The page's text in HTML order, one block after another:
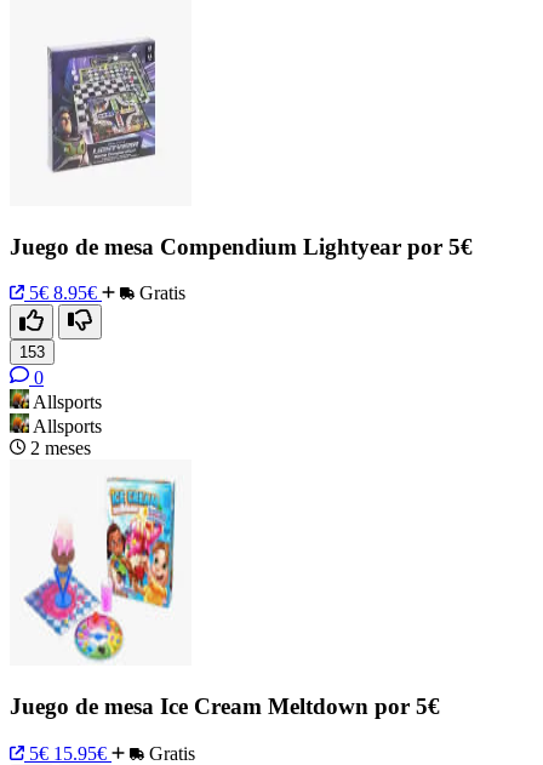
Juego de mesa Compendium Lightyear por 5€
5€ 8.95€ Gratis
153
0
Allsports
Allsports
2 meses
Juego de mesa Ice Cream Meltdown por 5€
5€ 15.95€ Gratis